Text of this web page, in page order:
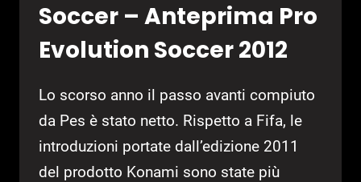
Soccer – Anteprima Pro
Evolution Soccer 2012
Lo scorso anno il passo avanti compiuto
da Pes è stato netto. Rispetto a Fifa, le
introduzioni portate dall’edizione 2011
del prodotto Konami sono state più